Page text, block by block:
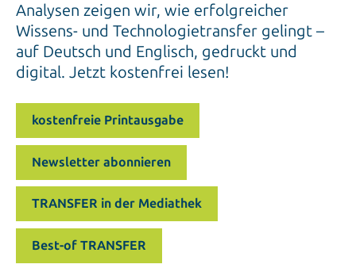
Analysen zeigen wir, wie erfolgreicher
Wissens- und Technologietransfer gelingt –
auf Deutsch und Englisch, gedruckt und
digital. Jetzt kostenfrei lesen!
kostenfreie Printausgabe
Newsletter abonnieren
TRANSFER in der Mediathek
Best-of TRANSFER